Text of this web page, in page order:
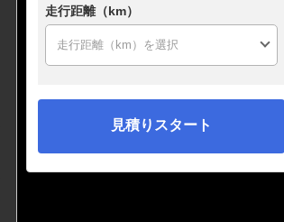
走行距離（km）
見積りスタート